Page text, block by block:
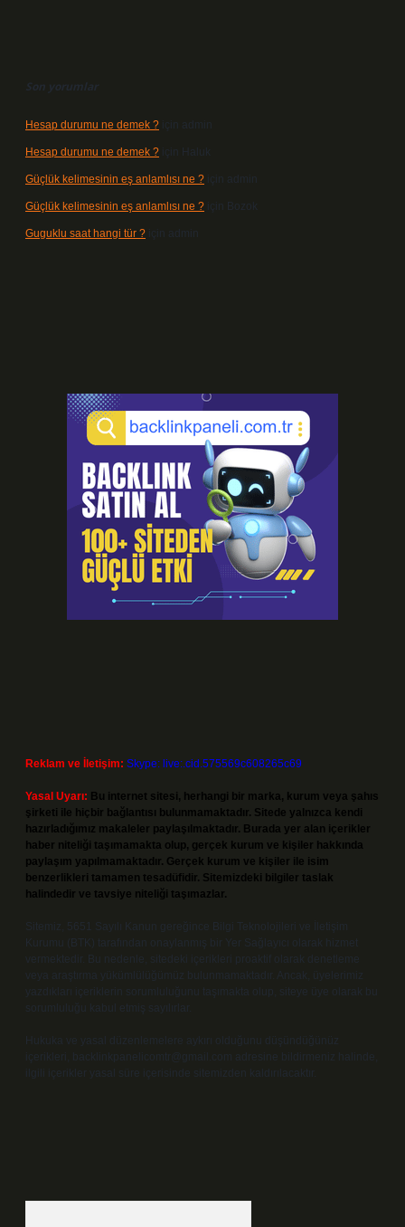
Son yorumlar
Hesap durumu ne demek ? için admin
Hesap durumu ne demek ? için Haluk
Güçlük kelimesinin eş anlamlısı ne ? için admin
Güçlük kelimesinin eş anlamlısı ne ? için Bozok
Guguklu saat hangi tür ? için admin
Reklam ve İletişim: Skype: live:.cid.575569c608265c69
Yasal Uyarı: Bu internet sitesi, herhangi bir marka, kurum veya şahıs
şirketi ile hiçbir bağlantısı bulunmamaktadır. Sitede yalnızca kendi
hazırladığımız makaleler paylaşılmaktadır. Burada yer alan içerikler
haber niteliği taşımamakta olup, gerçek kurum ve kişiler hakkında
paylaşım yapılmamaktadır. Gerçek kurum ve kişiler ile isim
benzerlikleri tamamen tesadüfidir. Sitemizdeki bilgiler taslak
halindedir ve tavsiye niteliği taşımazlar.
Sitemiz, 5651 Sayılı Kanun gereğince Bilgi Teknolojileri ve İletişim
Kurumu (BTK) tarafından onaylanmış bir Yer Sağlayıcı olarak hizmet
vermektedir. Bu nedenle, sitedeki içerikleri proaktif olarak denetleme
veya araştırma yükümlülüğümüz bulunmamaktadır. Ancak, üyelerimiz
yazdıkları içeriklerin sorumluluğunu taşımakta olup, siteye üye olarak bu
sorumluluğu kabul etmiş sayılırlar.
Hukuka ve yasal düzenlemelere aykırı olduğunu düşündüğünüz
içerikleri,
backlinkpanelicomtr@gmail.com adresine bildirmeniz halinde,
ilgili içerikler yasal süre içerisinde sitemizden kaldırılacaktır.